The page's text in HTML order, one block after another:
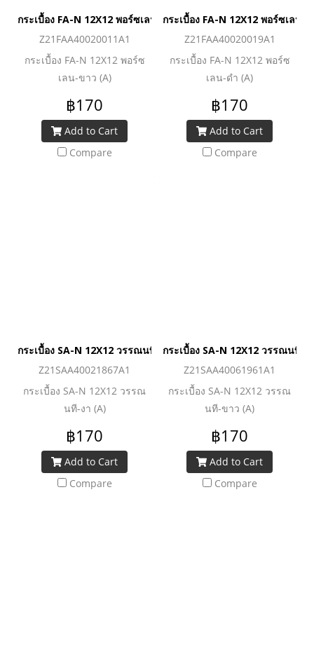
กระเบื้อง FA-N 12X12 พอร์ซเลน-ขาว (A)
Z21FAA40020011A1
กระเบื้อง FA-N 12X12 พอร์ซ
เลน-ขาว (A)
฿170
Add to Cart
Compare
กระเบื้อง FA-N 12X12 พอร์ซเลน-
Z21FAA40020019A1
กระเบื้อง FA-N 12X12 พอร์ซ
เลน-ดำ (A)
฿170
Add to Cart
Compare
กระเบื้อง SA-N 12X12 วรรณนที-งา (A)
Z21SAA40021867A1
กระเบื้อง SA-N 12X12 วรรณ
นที-งา (A)
฿170
Add to Cart
Compare
กระเบื้อง SA-N 12X12 วรรณนที-
Z21SAA40061961A1
กระเบื้อง SA-N 12X12 วรรณ
นที-ขาว (A)
฿170
Add to Cart
Compare